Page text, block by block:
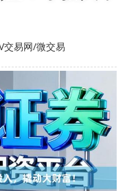
交易网/微交易